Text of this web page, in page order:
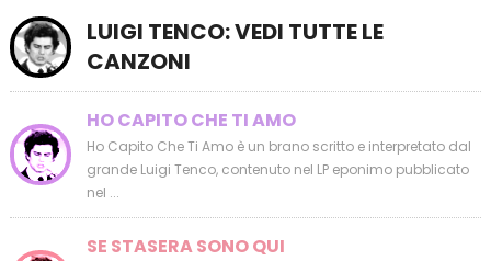
LUIGI TENCO: VEDI TUTTE LE
CANZONI
HO CAPITO CHE TI AMO
Ho Capito Che Ti Amo è un brano scritto e interpretato dal
grande Luigi Tenco, contenuto nel LP eponimo pubblicato
nel ...
SE STASERA SONO QUI